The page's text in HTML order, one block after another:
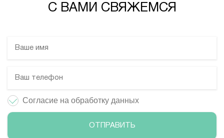
С ВАМИ СВЯЖЕМСЯ
Согласие на обработку данных